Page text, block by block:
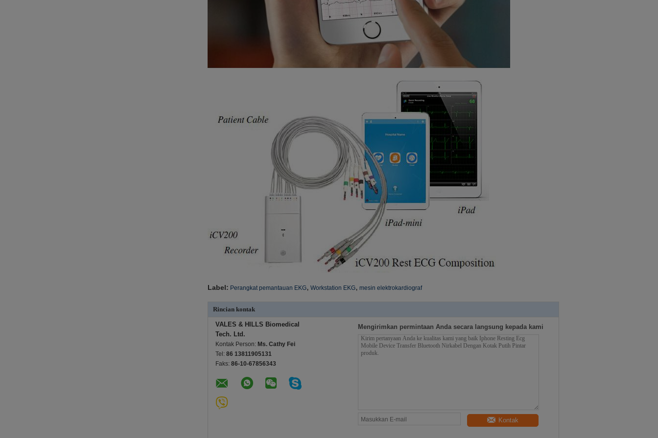
Label: Perangkat pemantauan EKG, Workstation EKG, mesin elektrokardiograf
Rincian kontak
VALES & HILLS Biomedical
Tech. Ltd.
Kontak Person: Ms. Cathy Fei
Tel: 86 13811905131
Faks: 86-10-67856343
Mengirimkan permintaan Anda secara langsung kepada kami
Kontak